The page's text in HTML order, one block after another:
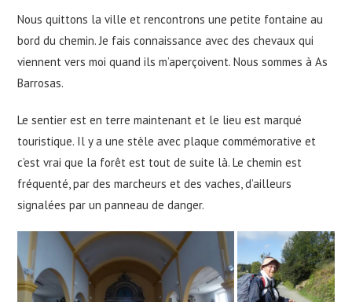
Nous quittons la ville et rencontrons une petite fontaine au
bord du chemin. Je fais connaissance avec des chevaux qui
viennent vers moi quand ils m’aperçoivent. Nous sommes à As
Barrosas.
Le sentier est en terre maintenant et le lieu est marqué
touristique. Il y a une stèle avec plaque commémorative et
c’est vrai que la forêt est tout de suite là. Le chemin est
fréquenté, par des marcheurs et des vaches, d’ailleurs
signalées par un panneau de danger.